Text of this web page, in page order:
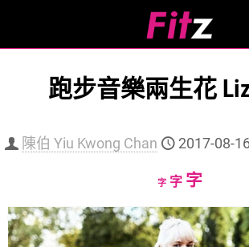
跑步音樂兩生花
陳伯 Yiu Kwong Chan 2017-08-
字Decrease
size.
字Reset
size.
字
size.